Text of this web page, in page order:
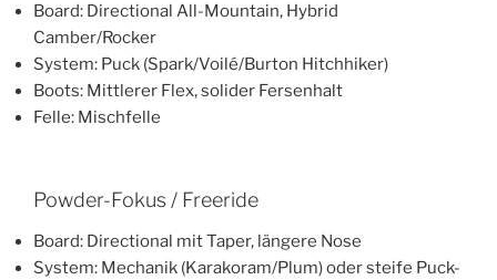
Board: Directional All-Mountain, Hybrid
Camber/Rocker
System: Puck (Spark/Voilé/Burton Hitchhiker)
Boots: Mittlerer Flex, solider Fersenhalt
Felle: Mischfelle
Powder-Fokus / Freeride
Board: Directional mit Taper, längere Nose
System: Mechanik (Karakoram/Plum) oder steife Puck-